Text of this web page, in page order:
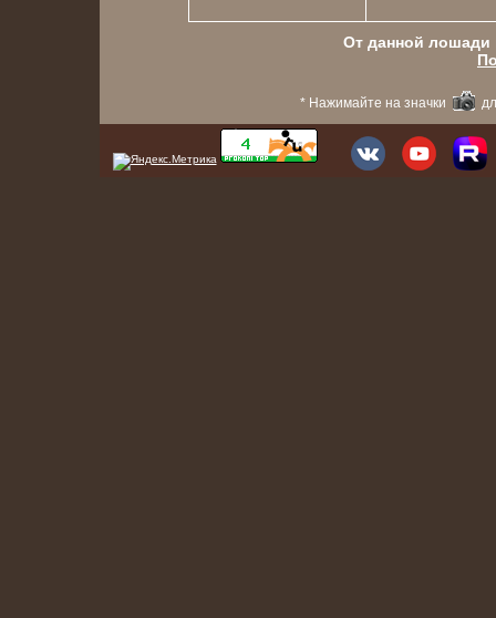
От данной лошади
* Нажимайте на значки